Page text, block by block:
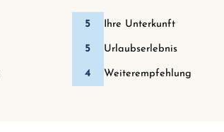
5 Ihre Unterkunft
5 Urlaubserlebnis
4 Weiterempfehlung